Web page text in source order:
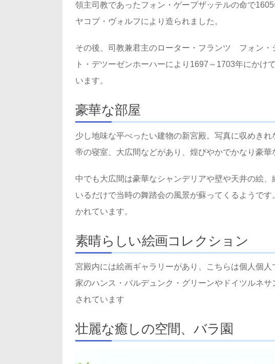
領主司教であったフォン・ゲープザッテルの命で
ヤコブ・ヴォルフにより造られました。
その後、司教兼君主のローター・フランツ フォン・
ト・デツーゼンホーハーにより1697～1703年にかけ
います。
豪華な部屋
少し地味な平べったい建物の新宮殿。写真に収めき
帝の寝室、大広間などがあり、煌びやかでかなり豪華
中でも大広間は豪華なシャンデリアや壁や天井の絵
いるだけで当時の舞踏会の風景が蘇ってくるようで
かれています。
素晴らしい絵画コレクション
宮殿内には絵画ギャラリーがあり、こちらは個人個
家のハンス・バルデュンク・グリーンやドイツルネ
されています
壮麗な癒しの空間、バラ園